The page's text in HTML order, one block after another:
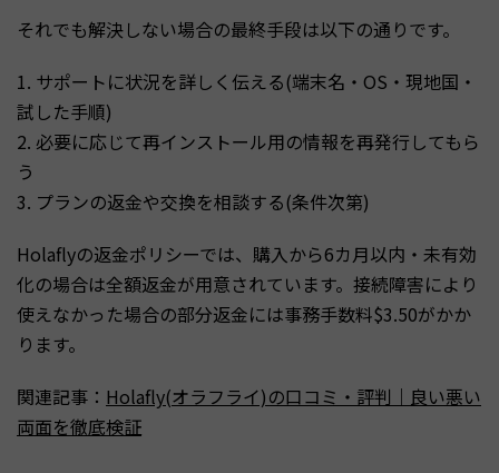
それでも解決しない場合の最終手段は以下の通りです。
1. サポートに状況を詳しく伝える(端末名・OS・現地国・
試した手順)
2. 必要に応じて再インストール用の情報を再発行してもら
う
3. プランの返金や交換を相談する(条件次第)
Holaflyの返金ポリシーでは、購入から6カ月以内・未有効
化の場合は全額返金が用意されています。接続障害により
使えなかった場合の部分返金には事務手数料$3.50がかか
ります。
関連記事： Holafly(オラフライ)の口コミ・評判｜良い悪い
両面を徹底検証